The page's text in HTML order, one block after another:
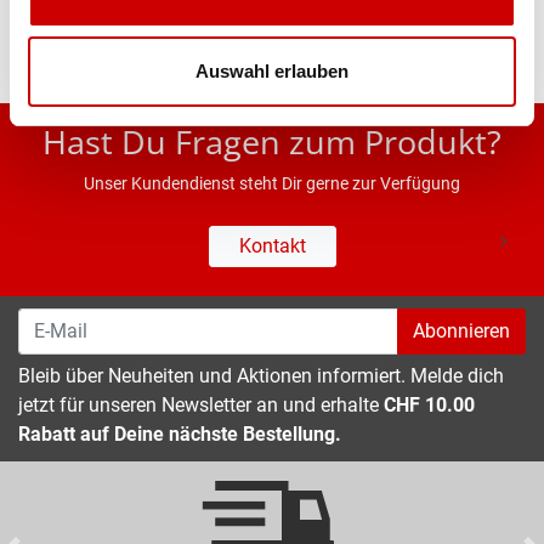
Auswahl erlauben
* UVP des Herstellers; Alle Preisangaben inkl. MwSt.
Hast Du Fragen zum Produkt?
Unser Kundendienst steht Dir gerne zur Verfügung
Kontakt
Abonnieren
Bleib über Neuheiten und Aktionen informiert. Melde dich
jetzt für unseren Newsletter an und erhalte CHF 10.00
Rabatt auf Deine nächste Bestellung.